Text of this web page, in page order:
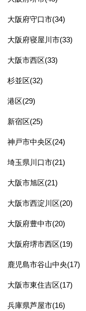
大阪府守口市(34)
大阪府寝屋川市(33)
大阪市西区(33)
杉並区(32)
港区(29)
新宿区(25)
神戸市中央区(24)
埼玉県川口市(21)
大阪市旭区(21)
大阪市西淀川区(20)
大阪府豊中市(20)
大阪府堺市西区(19)
鹿児島市谷山中央(17)
大阪市東住吉区(17)
兵庫県芦屋市(16)